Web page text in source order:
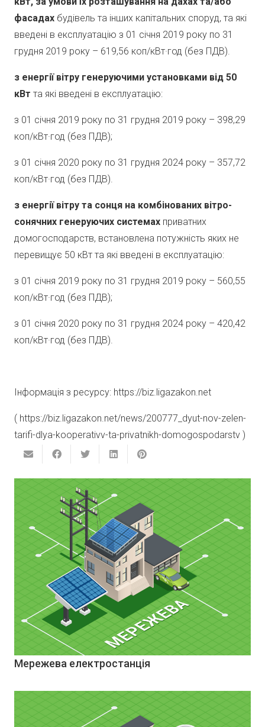
фасадах будівель та інших капітальних споруд, та які
введені в експлуатацію з 01 січня 2019 року по 31
грудня 2019 року – 619,56 коп/кВт·год (без ПДВ).
з енергії вітру генеруючими установками від 50
кВт та які введені в експлуатацію:
з 01 січня 2019 року по 31 грудня 2019 року – 398,29
коп/кВт·год (без ПДВ);
з 01 січня 2020 року по 31 грудня 2024 року – 357,72
коп/кВт·год (без ПДВ).
з енергії вітру та сонця на комбінованих вітро-
сонячних генеруючих системах приватних
домогосподарств, встановлена потужність яких не
перевищує 50 кВт та які введені в експлуатацію:
з 01 січня 2019 року по 31 грудня 2019 року – 560,55
коп/кВт·год (без ПДВ);
з 01 січня 2020 року по 31 грудня 2024 року – 420,42
коп/кВт·год (без ПДВ).
Інформація з ресурсу: https://biz.ligazakon.net
( https://biz.ligazakon.net/news/200777_dyut-nov-zelen-
tarifi-dlya-kooperativv-ta-privatnikh-domogospodarstv )
Мережева електростанція